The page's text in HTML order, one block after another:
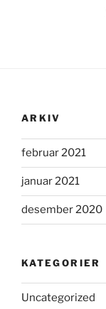
ARKIV
februar 2021
januar 2021
desember 2020
KATEGORIER
Uncategorized